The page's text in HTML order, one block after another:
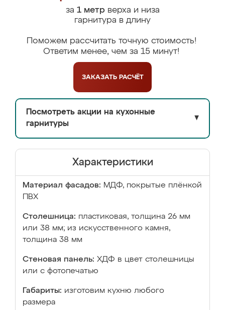
за 1 метрверха и низа
гарнитура в длину
Поможем рассчитать точную стоимость!
Ответим менее, чем за 15 минут!
ЗАКАЗАТЬ РАСЧЁТ
Посмотреть акции на кухонные
гарнитуры
▼
Характеристики
Материал фасадов: МДФ, покрытые плёнкой
ПВХ
Столешница: пластиковая, толщина 26 мм
или 38 мм; из искусственного камня,
толщина 38 мм
Стеновая панель: ХДФ в цвет столешницы
или с фотопечатью
Габариты: изготовим кухню любого
размера